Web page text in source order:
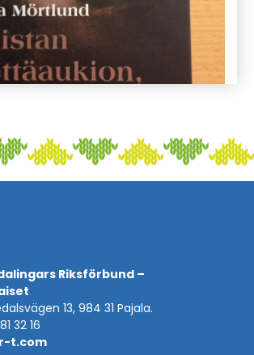
Riksförbund –
13, 984 31 Pajala.
32 16
t.com